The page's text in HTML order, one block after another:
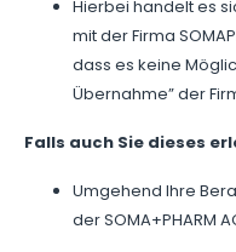
Hierbei handelt es
mit der Firma
dass es keine
Übernahme” der
Falls auch Sie dieses
Umgehend Ihre
der SOMA+PHARM